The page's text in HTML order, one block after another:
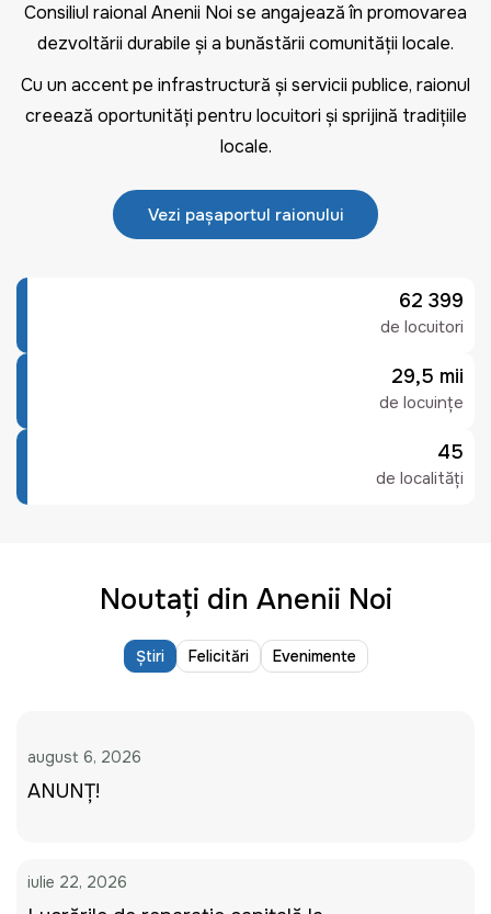
Consiliul raional Anenii Noi se angajează în promovarea
dezvoltării durabile și a bunăstării comunității locale.
Cu un accent pe infrastructură și servicii publice, raionul
creează oportunități pentru locuitori și sprijină tradițiile
locale.
Vezi pașaportul raionului
62 399
de locuitori
29,5 mii
de locuințe
45
de localități
Noutați din Anenii Noi
Știri Felicitări Evenimente
august 6, 2026
ANUNȚ!
iulie 22, 2026